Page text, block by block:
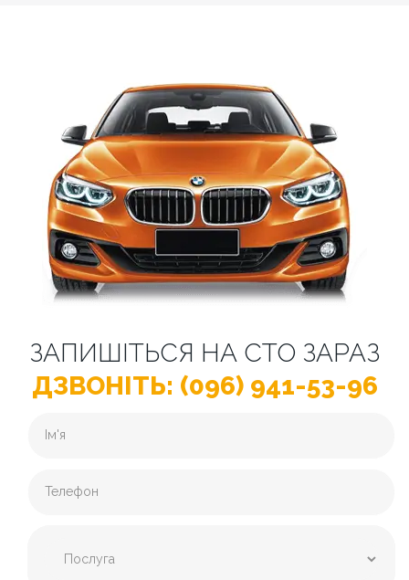
ЗАПИШІТЬСЯ НА СТО ЗАРАЗ
ДЗВОНІТЬ: (096) 941-53-96